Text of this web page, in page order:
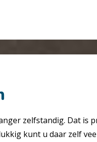
zelfstandig. Dat is
kunt u daar zelf